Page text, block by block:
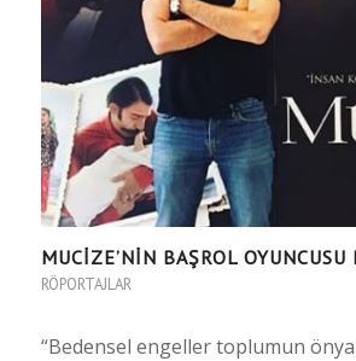
MUCİZE’NİN BAŞROL OYUNCUSU
RÖPORTAJLAR
“Bedensel engeller toplumun